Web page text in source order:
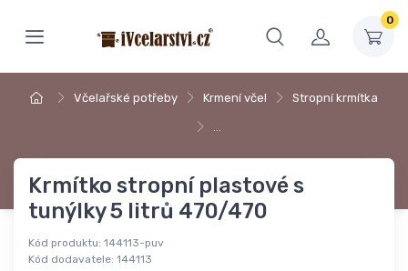
0
Včelařské potřeby Krmení včel Stropní krmítka
…
Krmítko stropní plastové s
tunýlky 5 litrů 470/470
Kód produktu: 144113-puv
Kód dodavatele: 144113